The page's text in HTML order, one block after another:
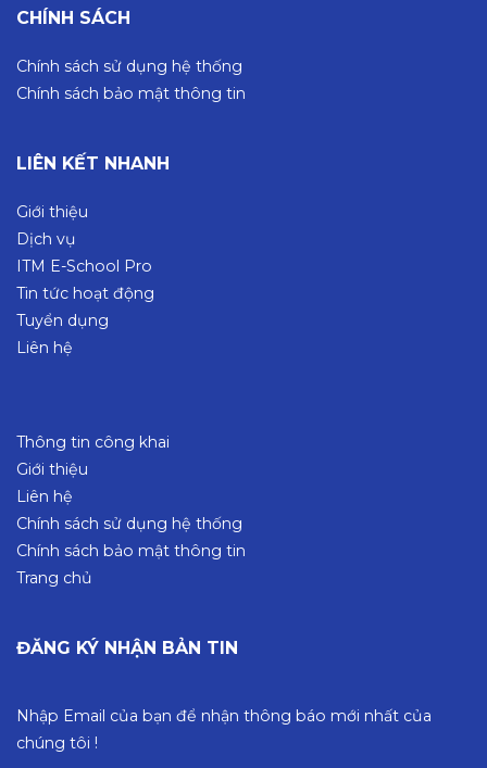
CHÍNH SÁCH
Chính sách sử dụng hệ thống
Chính sách bảo mật thông tin
LIÊN KẾT NHANH
Giới thiệu
Dịch vụ
ITM E-School Pro
Tin tức hoạt động
Tuyển dụng
Liên hệ
Thông tin công khai
Giới thiệu
Liên hệ
Chính sách sử dụng hệ thống
Chính sách bảo mật thông tin
Trang chủ
ĐĂNG KÝ NHẬN BẢN TIN
Nhập Email của bạn để nhận thông báo mới nhất của
chúng tôi !